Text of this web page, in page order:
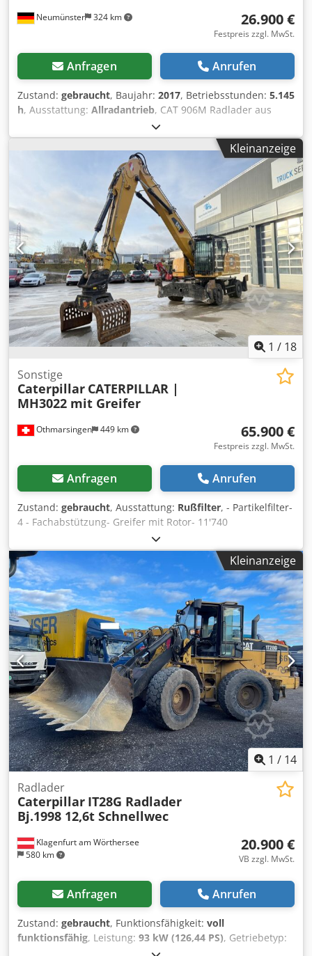
Neumünster 324 km 26.900 €
Festpreis zzgl. MwSt.
Anfragen Anrufen
Zustand: gebraucht, Baujahr: 2017, Betriebsstunden: 5.145
h, Ausstattung: Allradantrieb, CAT 906M Radlader aus
Baujahr 2017 mit Schaufel & Gabel ! ----* Hersteller: CAT *
Typ: 906M * Baujahr: 2017 Chedpfozp Ayisx Acysa *
Abgelesene Betriebsstunden: ca. 5.145 * Mit Schaufel &
Gabel * Deutsche Maschine, 1. Hand * Hydraulischer
Schnellwechsler * CE Erklärung & Datenbestätigung
vorhanden * Weitere Fotos + Video auf Anfrage (Whats APP
Erik) * Preis: 26.900 Euro, netto + 19% MwSt. ----Für weitere
Fragen bitte anrufen: For more question please call: Erik
Kortum: Whats App ?Alle Angaben ohne Gewähr und
Garantie, Irrtümer und Zwischenverkauf vorbehalten. ?
Kleinanzeige
1 / 18
Othmarsingen 449 km
Sonstige
Caterpillar CATERPILLAR |
MH3022 mit Greifer
65.900 €
Festpreis zzgl. MwSt.
Anfragen Anrufen
Zustand: gebraucht, Ausstattung: Rußfilter, - Partikelfilter-
4 - Fachabstützung- Greifer mit Rotor- 11'740
Stunden&nbsp,Federung: Hydraulisch Codpfoy Srd Eox
Acysha
Kleinanzeige
1 / 14
Klagenfurt am Wörthersee
580 km
Radlader
Caterpillar IT28G Radlader
Bj.1998 12,6t Schnellwec
20.900 €
VB zzgl. MwSt.
Anfragen Anrufen
Zustand: gebraucht, Funktionsfähigkeit: voll
funktionsfähig, Leistung: 93 kW (126,44 PS), Getriebetyp:
Diesel